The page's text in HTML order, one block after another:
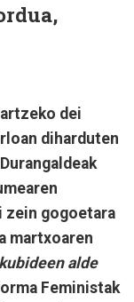
dei
diharduten
zein gogoetara
martxoaren
alde
Feministak